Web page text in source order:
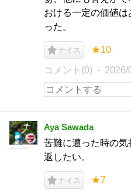
おける一定の価値
った。
ナイス ★10
コメント(0) 2026/
Aya Sawada
苦難に遭った時の
返したい。
ナイス ★7